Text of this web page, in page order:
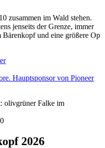
zusammen im Wald stehen.
jenseits der Grenze, immer
Bärenkopf und eine größere Op
2026